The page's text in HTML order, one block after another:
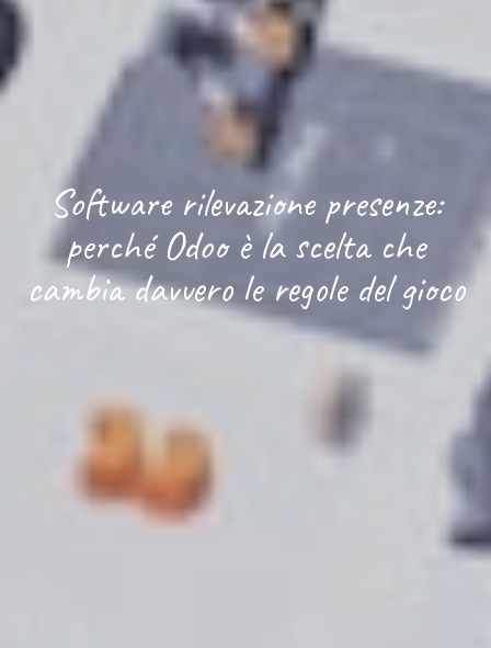
Software rilevazione presenze:
perché Odoo è la scelta che
cambia davvero le regole del gioco